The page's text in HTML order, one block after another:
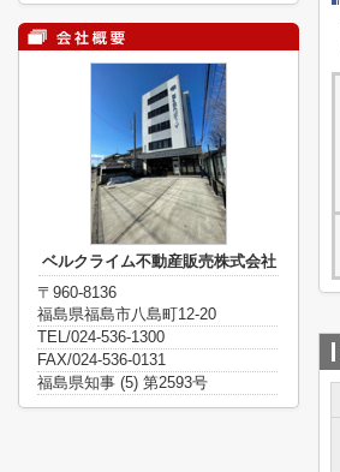
ベルクライム不動産販売株式会社
〒960-8136
福島県福島市八島町12-20
TEL/024-536-1300
FAX/024-536-0131
福島県知事 (5) 第2593号